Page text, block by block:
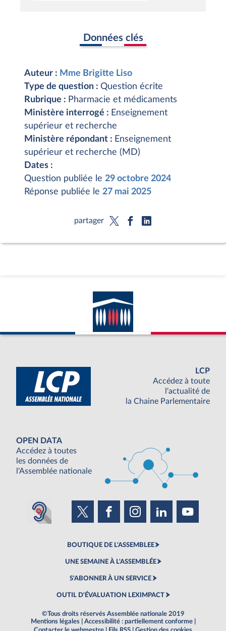
Données clés
Auteur : Mme Brigitte Liso
Type de question : Question écrite
Rubrique : Pharmacie et médicaments
Ministère interrogé : Enseignement
supérieur et recherche
Ministère répondant : Enseignement
supérieur et recherche (MD)
Dates :
Question publiée le 29 octobre 2024
Réponse publiée le 27 mai 2025
partager
LCP
Accédez à toute
l'actualité de
la Chaine Parlementaire
OPEN DATA
Accédez à toutes
les données de
l'Assemblée nationale
BOUTIQUE DE L'ASSEMBLEE
UNE SEMAINE À L'ASSEMBLÉE
S'ABONNER À UN SERVICE
OUTIL D'ÉVALUATION LEXIMPACT
©Tous droits réservés Assemblée nationale 2019
Mentions légales
Accessibilité : partiellement conforme